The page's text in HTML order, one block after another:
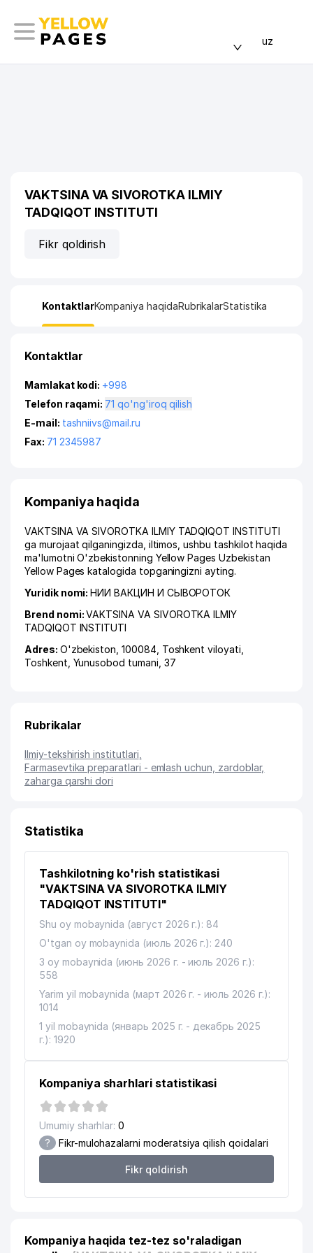
uz
VAKTSINA VA SIVOROTKA ILMIY
TADQIQOT INSTITUTI
Fikr qoldirish
KontaktlarKompaniya haqidaRubrikalarStatistika
Kontaktlar
Mamlakat kodi: +998
Telefon raqami:
71 qo'ng'iroq qilish
E-mail: tashniivs@mail.ru
Fax: 71 2345987
Kompaniya haqida
VAKTSINA VA SIVOROTKA ILMIY TADQIQOT INSTITUTI
ga murojaat qilganingizda, iltimos, ushbu tashkilot haqida
ma'lumotni O'zbekistonning Yellow Pages Uzbekistan
Yellow Pages katalogida topganingizni ayting.
Yuridik nomi:НИИ ВАКЦИН И СЫВОРОТОК
Brend nomi:VAKTSINA VA SIVOROTKA ILMIY
TADQIQOT INSTITUTI
Adres: O'zbekiston, 100084, Toshkent viloyati
Toshkent Yunusobod tumani , 37
Rubrikalar
Ilmiy-tekshirish institutlari
Farmasevtika preparatlari - emlash uchun, zardoblar,
zaharga qarshi dori
Statistika
Tashkilotning ko'rish statistikasi
"VAKTSINA VA SIVOROTKA ILMIY
TADQIQOT INSTITUTI"
Shu oy mobaynida (август 2026 г.): 84
O'tgan oy mobaynida (июль 2026 г.): 240
3 oy mobaynida (июнь 2026 г. - июль 2026 г.):
558
Yarim yil mobaynida (март 2026 г. - июль 2026 г.):
1014
1 yil mobaynida (январь 2025 г. - декабрь 2025
г.): 1920
Kompaniya sharhlari statistikasi
Umumiy sharhlar: 0
? Fikr-mulohazalarni moderatsiya qilish qoidalari
Fikr qoldirish
Kompaniya haqida tez-tez so'raladigan